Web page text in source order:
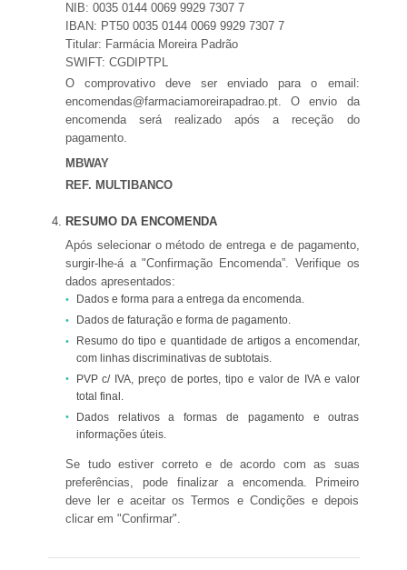
NIB: 0035 0144 0069 9929 7307 7
IBAN: PT50 0035 0144 0069 9929 7307 7
Titular: Farmácia Moreira Padrão
SWIFT: CGDIPTPL
O comprovativo deve ser enviado para o email:
encomendas@farmaciamoreirapadrao.pt. O envio da
encomenda será realizado após a receção do
pagamento.
MBWAY
REF. MULTIBANCO
RESUMO DA ENCOMENDA
Após selecionar o método de entrega e de pagamento,
surgir-lhe-á a "Confirmação Encomenda”. Verifique os
dados apresentados:
Dados e forma para a entrega da encomenda.
Dados de faturação e forma de pagamento.
Resumo do tipo e quantidade de artigos a encomendar,
com linhas discriminativas de subtotais.
PVP c/ IVA, preço de portes, tipo e valor de IVA e valor
total final.
Dados relativos a formas de pagamento e outras
informações úteis.
Se tudo estiver correto e de acordo com as suas
preferências, pode finalizar a encomenda. Primeiro
deve ler e aceitar os Termos e Condições e depois
clicar em "Confirmar".